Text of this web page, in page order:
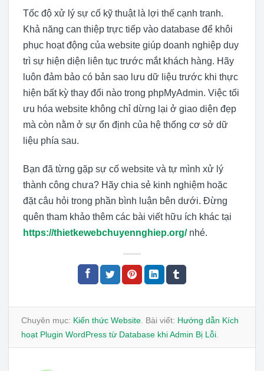
Tốc độ xử lý sự cố kỹ thuật là lợi thế cạnh tranh.
Khả năng can thiệp trực tiếp vào database để khôi
phục hoạt động của website giúp doanh nghiệp duy
trì sự hiện diện liên tục trước mắt khách hàng. Hãy
luôn đảm bảo có bản sao lưu dữ liệu trước khi thực
hiện bất kỳ thay đổi nào trong phpMyAdmin. Việc tối
ưu hóa website không chỉ dừng lại ở giao diện đẹp
mà còn nằm ở sự ổn định của hệ thống cơ sở dữ
liệu phía sau.
Bạn đã từng gặp sự cố website và tự mình xử lý
thành công chưa? Hãy chia sẻ kinh nghiệm hoặc
đặt câu hỏi trong phần bình luận bên dưới. Đừng
quên tham khảo thêm các bài viết hữu ích khác tại
https://thietkewebchuyennghiep.org/nhé.
Chuyên mục: Kiến thức Website . Bài viết: Hướng dẫn Kích
hoạt Plugin WordPress từ Database khi Admin Bị Lỗi